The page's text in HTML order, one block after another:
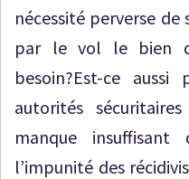
nécessité perverse
par le vol le bien
besoin?Est-ce
autorités
manque
l’impunité des